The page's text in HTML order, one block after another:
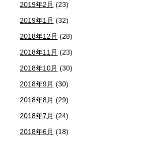
2019年2月 (23)
2019年1月 (32)
2018年12月 (28)
2018年11月 (23)
2018年10月 (30)
2018年9月 (30)
2018年8月 (29)
2018年7月 (24)
2018年6月 (18)